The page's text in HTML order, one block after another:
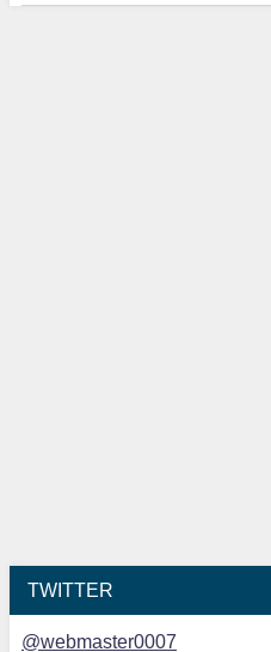
TWITTER
@webmaster0007